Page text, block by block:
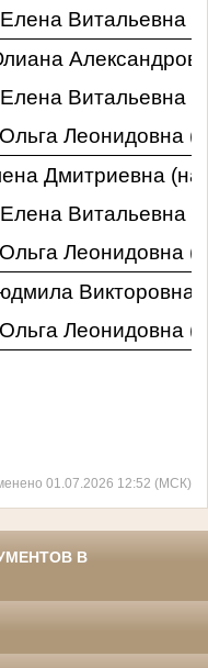
Витальевна
Витальевна
Леонидовна
Дмитриевна (на
Витальевна
Леонидовна
Викторовна
Леонидовна
01.07.2026 12:52 (МСК)
В